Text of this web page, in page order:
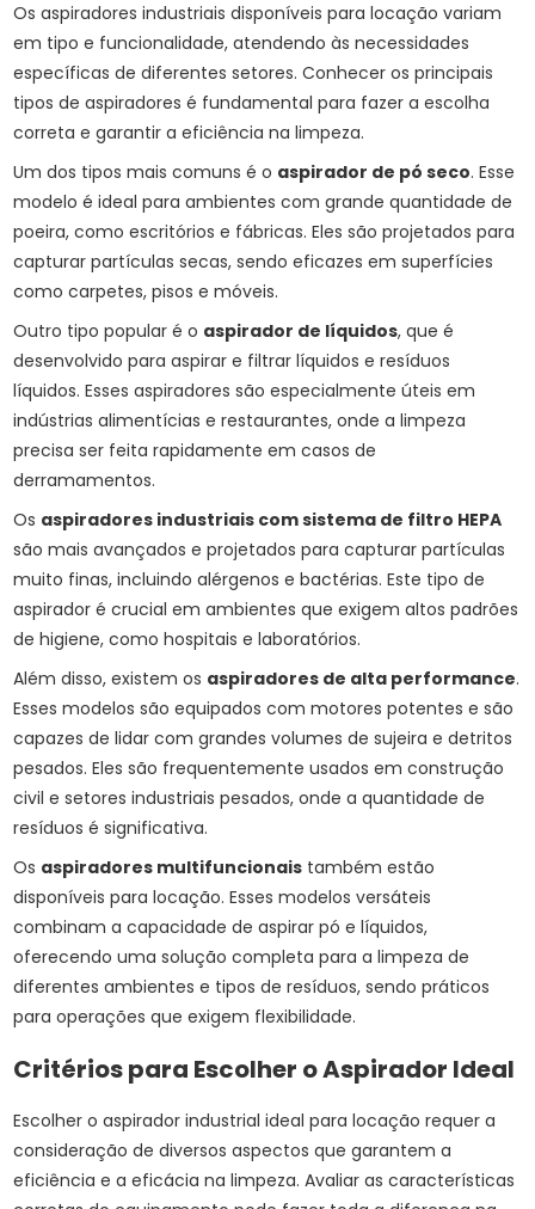
Os aspiradores industriais disponíveis para locação variam
em tipo e funcionalidade, atendendo às necessidades
específicas de diferentes setores. Conhecer os principais
tipos de aspiradores é fundamental para fazer a escolha
correta e garantir a eficiência na limpeza.
Um dos tipos mais comuns é o aspirador de pó seco. Esse
modelo é ideal para ambientes com grande quantidade de
poeira, como escritórios e fábricas. Eles são projetados para
capturar partículas secas, sendo eficazes em superfícies
como carpetes, pisos e móveis.
Outro tipo popular é o aspirador de líquidos, que é
desenvolvido para aspirar e filtrar líquidos e resíduos
líquidos. Esses aspiradores são especialmente úteis em
indústrias alimentícias e restaurantes, onde a limpeza
precisa ser feita rapidamente em casos de
derramamentos.
Os aspiradores industriais com sistema de filtro HEPA
são mais avançados e projetados para capturar partículas
muito finas, incluindo alérgenos e bactérias. Este tipo de
aspirador é crucial em ambientes que exigem altos padrões
de higiene, como hospitais e laboratórios.
Além disso, existem os aspiradores de alta performance.
Esses modelos são equipados com motores potentes e são
capazes de lidar com grandes volumes de sujeira e detritos
pesados. Eles são frequentemente usados em construção
civil e setores industriais pesados, onde a quantidade de
resíduos é significativa.
Os aspiradores multifuncionais também estão
disponíveis para locação. Esses modelos versáteis
combinam a capacidade de aspirar pó e líquidos,
oferecendo uma solução completa para a limpeza de
diferentes ambientes e tipos de resíduos, sendo práticos
para operações que exigem flexibilidade.
Critérios para Escolher o Aspirador Ideal
Escolher o aspirador industrial ideal para locação requer a
consideração de diversos aspectos que garantem a
eficiência e a eficácia na limpeza. Avaliar as características